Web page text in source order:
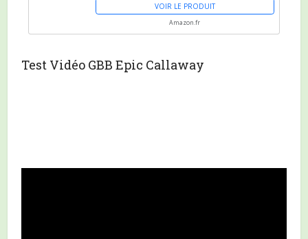
VOIR LE PRODUIT
Amazon.fr
Test Vidéo GBB Epic Callaway